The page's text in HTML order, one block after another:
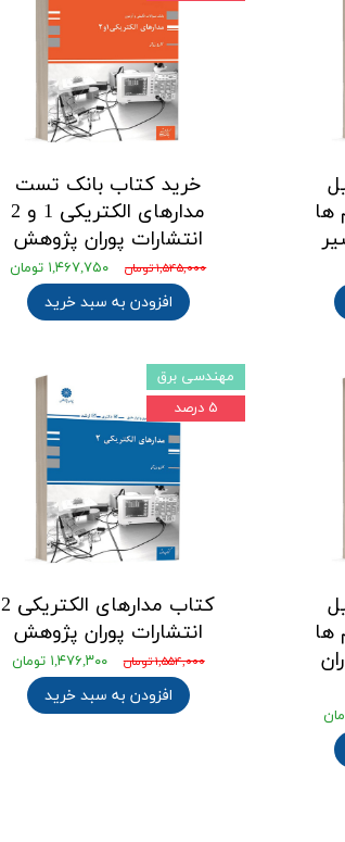
ها
خرید کتاب بانک تست
مدارهای الکتریکی 1 و 2
انتشارات پوران پژوهش
۱,۵۴۵,۰۰۰ تومان ۱,۴۶۷,۷۵۰ تومان
افزودن به سبد خرید
ها
کتاب مدارهای الکتریکی 2
انتشارات پوران پژوهش
۱,۵۵۴,۰۰۰ تومان ۱,۴۷۶,۳۰۰ تومان
افزودن به سبد خرید
مهندسی برق
۵ درصد